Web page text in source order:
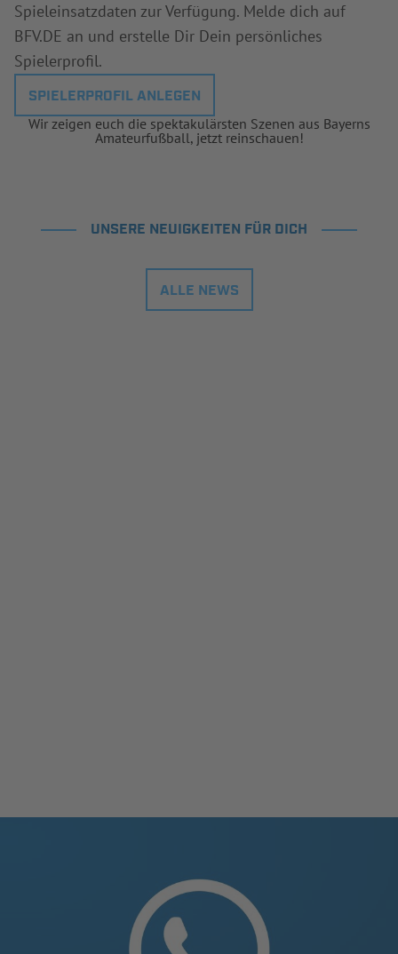
Spieleinsatzdaten zur Verfügung. Melde dich auf
BFV.DE an und erstelle Dir Dein persönliches
Spielerprofil.
SPIELERPROFIL ANLEGEN
Wir zeigen euch die spektakulärsten Szenen aus Bayerns
Amateurfußball, jetzt reinschauen!
UNSERE NEUIGKEITEN FÜR DICH
ALLE NEWS